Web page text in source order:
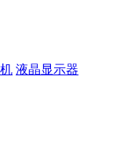
液晶显示器